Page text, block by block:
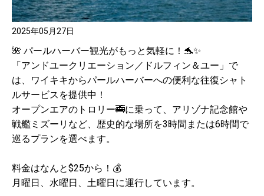
2025年05月27日
🌺 パールハーバー観光がもっと気軽に！🐬✨
「アンドユークリエーション／ドルフィン＆ユー」で
は、ワイキキからパールハーバーへの便利な往復シャト
ルサービスを提供中！
オープンエアのトロリー🚎に乗って、アリゾナ記念館や
戦艦ミズーリなど、歴史的な場所を3時間または6時間で
巡るプランを選べます。
料金はなんと$25から！💰
月曜日、水曜日、土曜日に運行しています。